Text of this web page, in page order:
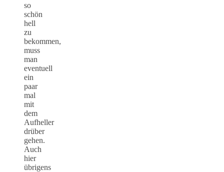
so
schön
hell
zu
bekommen,
muss
man
eventuell
ein
paar
mal
mit
dem
Aufheller
drüber
gehen.
Auch
hier
übrigens